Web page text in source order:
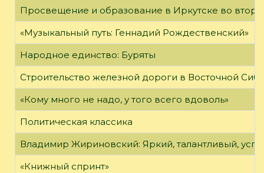
Просвещение и образование в Иркутске во
«Музыкальный путь: Геннадий Рождественский»
Народное единство: Буряты
Строительство железной дороги в Восточной
«Кому много не надо, у того всего вдоволь»
Политическая классика
Владимир Жириновский: Яркий, талантливый,
«Книжный спринт»